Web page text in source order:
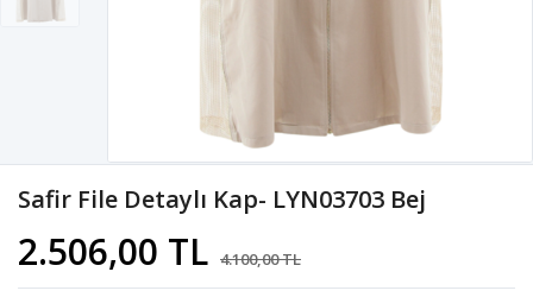
Safir File Detaylı Kap- LYN03703 Bej
2.506,00 TL 4.100,00 TL